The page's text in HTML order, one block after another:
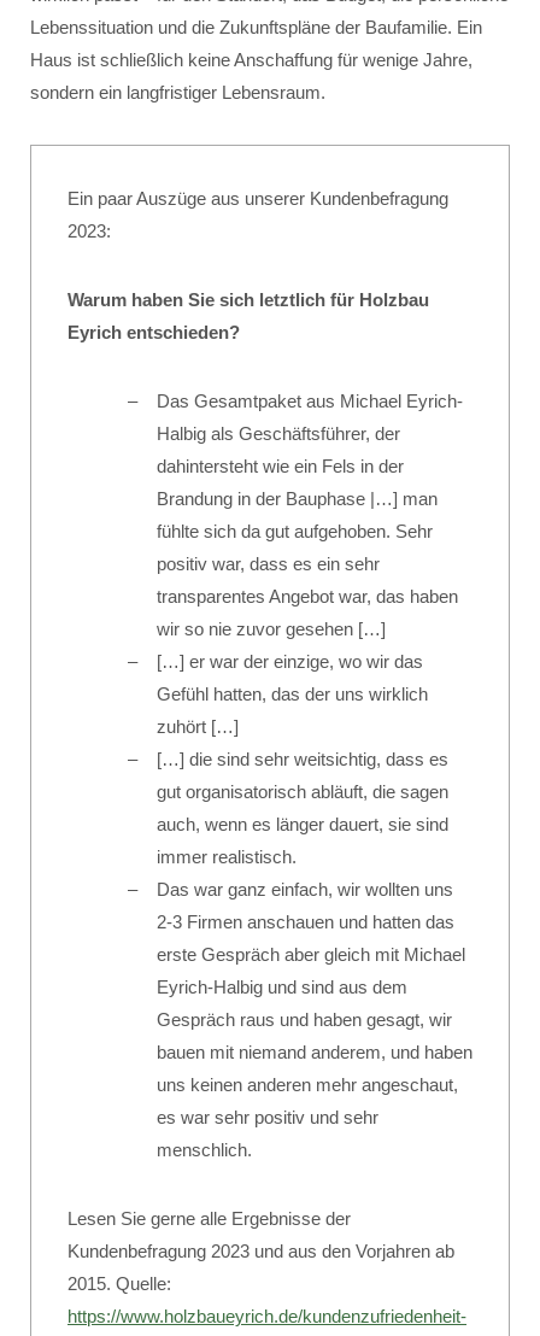
Lebenssituation und die Zukunftspläne der Baufamilie. Ein
Haus ist schließlich keine Anschaffung für wenige Jahre,
sondern ein langfristiger Lebensraum.
Ein paar Auszüge aus unserer Kundenbefragung
2023:
Warum haben Sie sich letztlich für Holzbau
Eyrich entschieden?
Das Gesamtpaket aus Michael Eyrich-
Halbig als Geschäftsführer, der
dahintersteht wie ein Fels in der
Brandung in der Bauphase |…] man
fühlte sich da gut aufgehoben. Sehr
positiv war, dass es ein sehr
transparentes Angebot war, das haben
wir so nie zuvor gesehen […]
[…] er war der einzige, wo wir das
Gefühl hatten, das der uns wirklich
zuhört […]
[…] die sind sehr weitsichtig, dass es
gut organisatorisch abläuft, die sagen
auch, wenn es länger dauert, sie sind
immer realistisch.
Das war ganz einfach, wir wollten uns
2-3 Firmen anschauen und hatten das
erste Gespräch aber gleich mit Michael
Eyrich-Halbig und sind aus dem
Gespräch raus und haben gesagt, wir
bauen mit niemand anderem, und haben
uns keinen anderen mehr angeschaut,
es war sehr positiv und sehr
menschlich.
Lesen Sie gerne alle Ergebnisse der
Kundenbefragung 2023 und aus den Vorjahren ab
2015. Quelle:
https://www.holzbaueyrich.de/kundenzufriedenheit-